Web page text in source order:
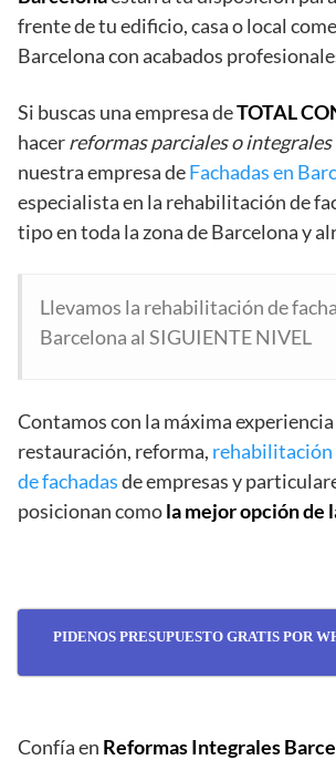
frente de tu edificio, casa o local
Barcelona con acabados
Si buscas una empresa deTOTAL
hacerreformas parciales o integrales
nuestra empresa deFachadas en
especialista en la rehabilitación de
tipo en toda la zona de Barcelona y
Llevamos la rehabilitación de
Barcelona al SIGUIENTE NIVEL
Contamos con la máxima experiencia
restauración, reforma, rehabilitación
de fachadasde empresas y
posicionan comola mejor opción de
PIDENOS PRESUPUESTO GRATIS POR
Confía en Reformas Integrales